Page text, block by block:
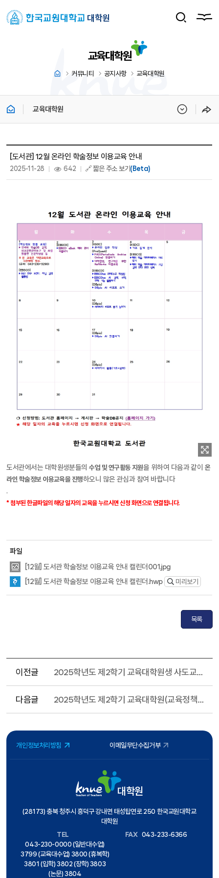
대학원
교육대학원
커뮤니티 공지사항 교육대학원
교육대학원
[도서관] 12월 온라인 학술정보 이용교육 안내
2025-11-28 642 🔗 짧은 주소 보기(Beta)
도서관에서는 대학원생분들의수업 및 연구활동 지원을 위하여 다음과 같이 온
라인 학술정보 이용교육을 진행하오니 많은 관심과 참여 바랍니다
.
*첨부된 한글파일의 해당 일자의 교육을 누르시면 신청 화면으로 연결됩니다.
파일
[12월] 도서관 학술정보 이용교육 안내 캘린더001.jpg
[12월] 도서관 학술정보 이용교육 안내 캘린더.hwp
미리보기
목록
이전글 2025학년도 제2학기 교육대학원생 사도교육원 신청 및 납부 안내
다음글 2025학년도 제2학기 교육대학원(교육정책전문대 교육혁신전공 포함) 외국어·종합시험 일정 안내
개인정보처리방침 이메일무단수집거부
대학원
(28173) 충북 청주시 흥덕구 강내면 태성탑연로 250 한국교원대학교
대학원
TEL
043-230-0000 (일반대수업)
3799 (교육대수업) 3800 (휴복학)
3801 (입학) 3802 (장학) 3803
(논문) 3804
FAX 043-233-6366